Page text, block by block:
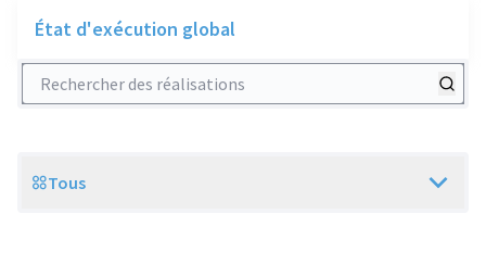
État d'exécution global
Rechercher des réalisations
Scope
Tous